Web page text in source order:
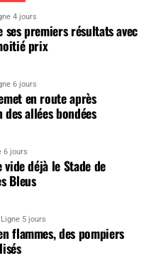
4 jours
ses premiers résultats avec
prix
6 jours
en route après
allées bondées
6 jours
vide déjà le Stade de
Bleus
Ligne 5 jours
flammes, des pompiers